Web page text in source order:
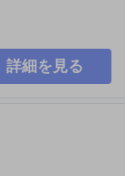
詳細を見る